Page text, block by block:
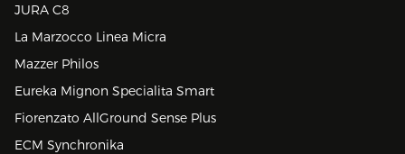
JURA C8
La Marzocco Linea Micra
Mazzer Philos
Eureka Mignon Specialita Smart
Fiorenzato AllGround Sense Plus
ECM Synchronika